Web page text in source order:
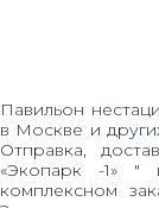
Павильон
в Москве и
Отправка,
«Экопарк -1»
комплексном